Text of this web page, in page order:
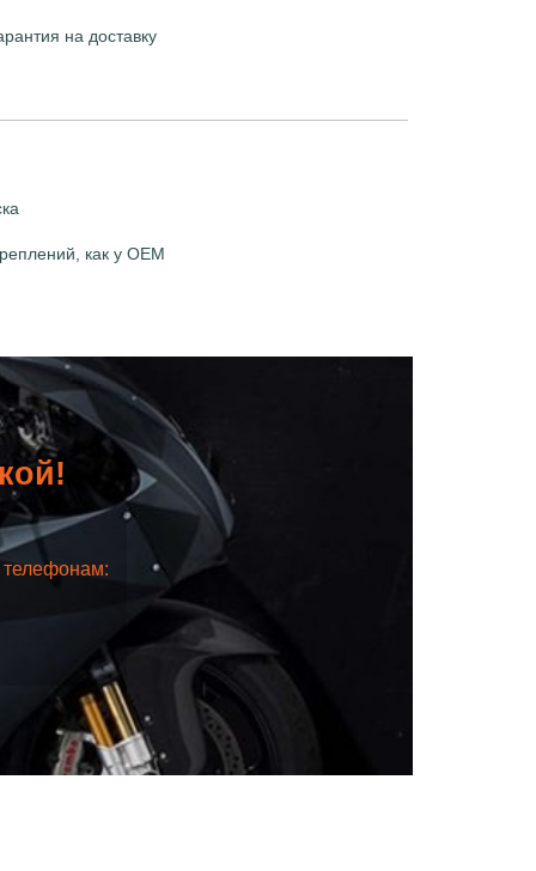
на доставку
как у OEM
телефонам: